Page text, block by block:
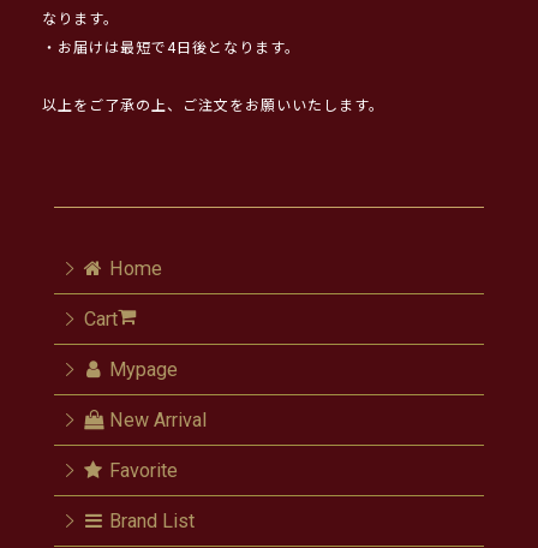
なります。
・お届けは最短で4日後となります。
以上をご了承の上、ご注文をお願いいたします。
Home
Cart
Mypage
New Arrival
Favorite
Brand List